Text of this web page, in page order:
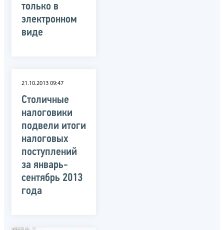
только в
электронном
виде
21.10.2013 09:47
Столичные
налоговики
подвели итоги
налоговых
поступлений
за январь-
сентябрь 2013
года